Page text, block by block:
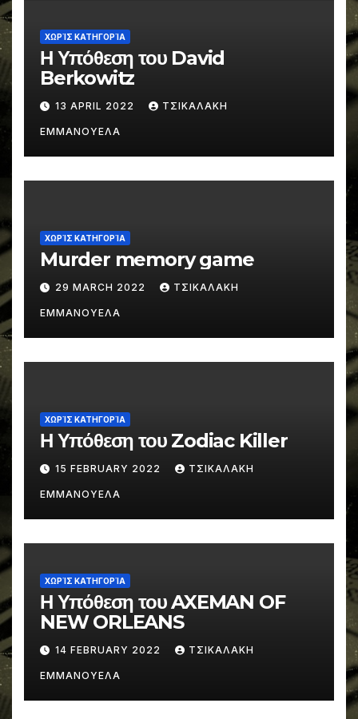
ΧΩΡΊΣ ΚΑΤΗΓΟΡΊΑ
Η Υπόθεση του David
Berkowitz
13 APRIL 2022 ΤΣΙΚΑΛΑΚΗ
ΕΜΜΑΝΟΥΕΛΑ
ΧΩΡΊΣ ΚΑΤΗΓΟΡΊΑ
Murder memory game
29 MARCH 2022 ΤΣΙΚΑΛΑΚΗ
ΕΜΜΑΝΟΥΕΛΑ
ΧΩΡΊΣ ΚΑΤΗΓΟΡΊΑ
Η Υπόθεση του Zodiac Killer
15 FEBRUARY 2022 ΤΣΙΚΑΛΑΚΗ
ΕΜΜΑΝΟΥΕΛΑ
ΧΩΡΊΣ ΚΑΤΗΓΟΡΊΑ
Η Υπόθεση του AXEMAN OF
NEW ORLEANS
14 FEBRUARY 2022 ΤΣΙΚΑΛΑΚΗ
ΕΜΜΑΝΟΥΕΛΑ